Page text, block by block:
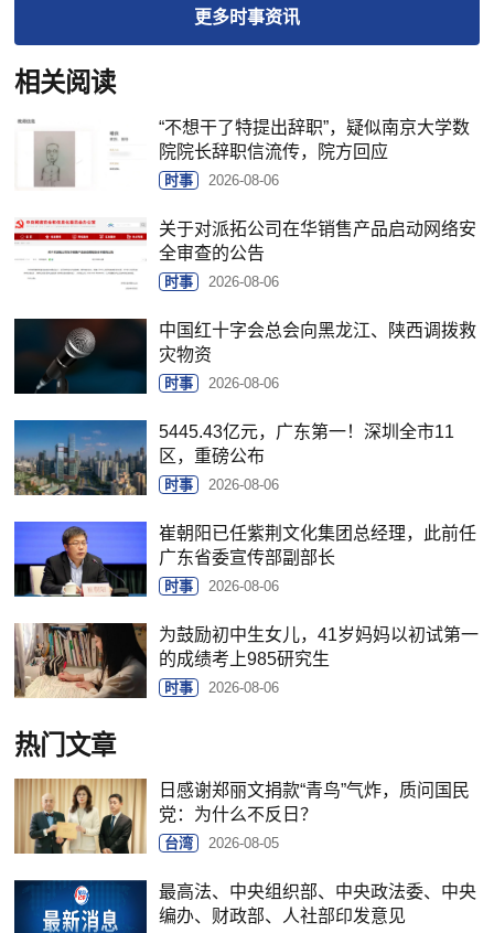
更多时事资讯
相关阅读
“不想干了特提出辞职”，疑似南京大学数
院院长辞职信流传，院方回应
时事 2026-08-06
关于对派拓公司在华销售产品启动网络安
全审查的公告
时事 2026-08-06
中国红十字会总会向黑龙江、陕西调拨救
灾物资
时事 2026-08-06
5445.43亿元，广东第一！深圳全市11
区，重磅公布
时事 2026-08-06
崔朝阳已任紫荆文化集团总经理，此前任
广东省委宣传部副部长
时事 2026-08-06
为鼓励初中生女儿，41岁妈妈以初试第一
的成绩考上985研究生
时事 2026-08-06
热门文章
日感谢郑丽文捐款“青鸟”气炸，质问国民
党：为什么不反日？
台湾 2026-08-05
最高法、中央组织部、中央政法委、中央
编办、财政部、人社部印发意见